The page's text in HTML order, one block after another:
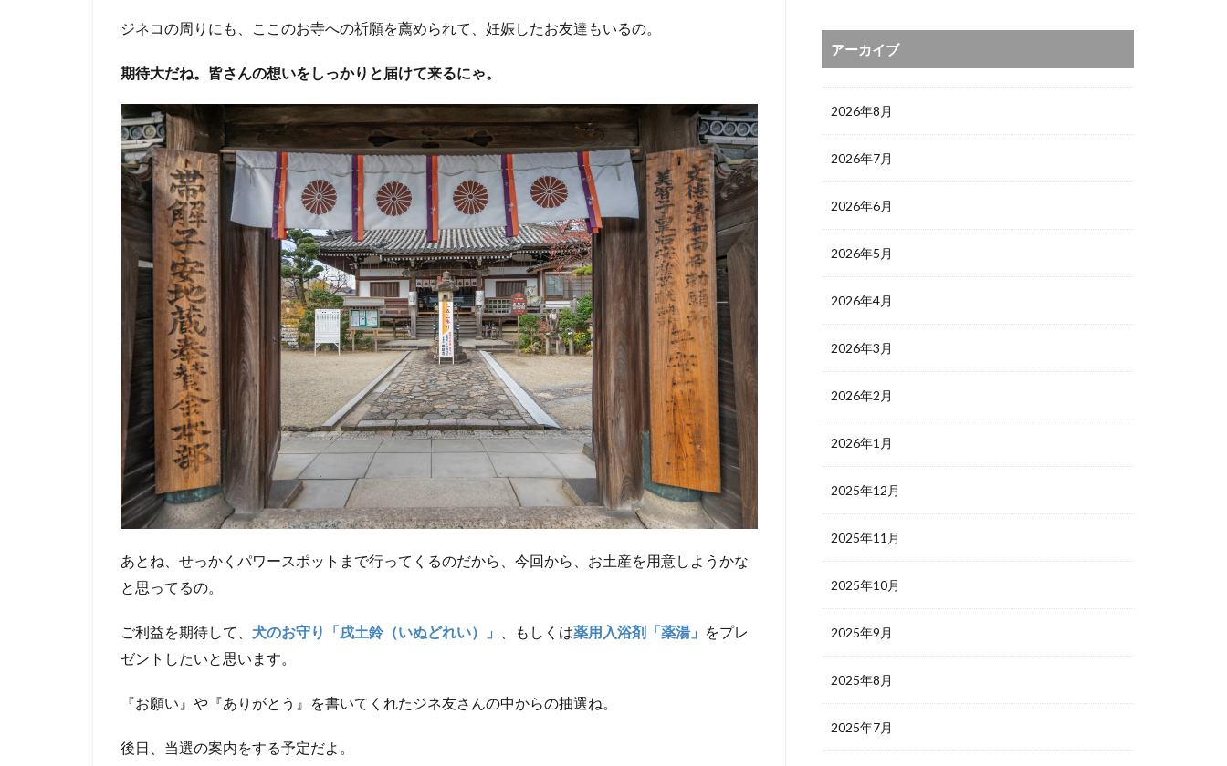
ジネコの周りにも、ここのお寺への祈願を薦められて、妊娠したお友達もいるの。
期待大だね。皆さんの想いをしっかりと届けて来るにゃ。
あとね、せっかくパワースポットまで行ってくるのだから、今回から、お土産を用意しようかな
と思ってるの。
ご利益を期待して、 犬のお守り「戌土鈴（いぬどれい）」 、もしくは薬用入浴剤「薬湯」 をプレ
ゼントしたいと思います。
『お願い』や『ありがとう』を書いてくれたジネ友さんの中からの抽選ね。
後日、当選の案内をする予定だよ。
アーカイブ
2026年8月
2026年7月
2026年6月
2026年5月
2026年4月
2026年3月
2026年2月
2026年1月
2025年12月
2025年11月
2025年10月
2025年9月
2025年8月
2025年7月